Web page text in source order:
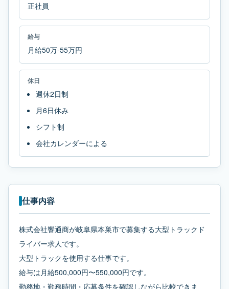
正社員
給与
月給50万-55万円
休日
週休2日制
月6日休み
シフト制
会社カレンダーによる
仕事内容
株式会社響通商が岐阜県本巣市で募集する大型トラックド
ライバー求人です。
大型トラックを使用する仕事です。
給与は月給500,000円〜550,000円です。
勤務地・勤務時間・応募条件を確認しながら比較できま